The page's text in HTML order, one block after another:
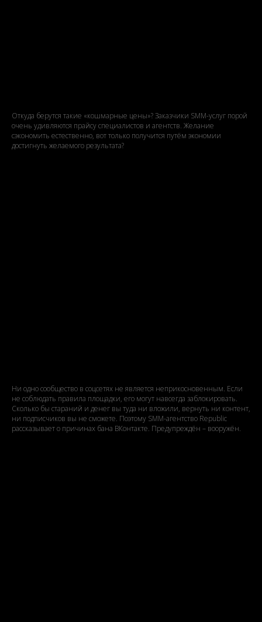
Откуда берутся такие «кошмарные цены»? Заказчики SMM-услуг порой
очень удивляются прайсу специалистов и агентств. Желание
сэкономить естественно, вот только получится путём экономии
достигнуть желаемого результата?
Ни одно сообщество в соцсетях не является неприкосновенным. Если
не соблюдать правила площадки, его могут навсегда заблокировать.
Сколько бы стараний и денег вы туда ни вложили, вернуть ни контент,
ни подписчиков вы не сможете. Поэтому SMM-агентство Republic
рассказывает о причинах бана ВКонтакте. Предупреждён – вооружён.